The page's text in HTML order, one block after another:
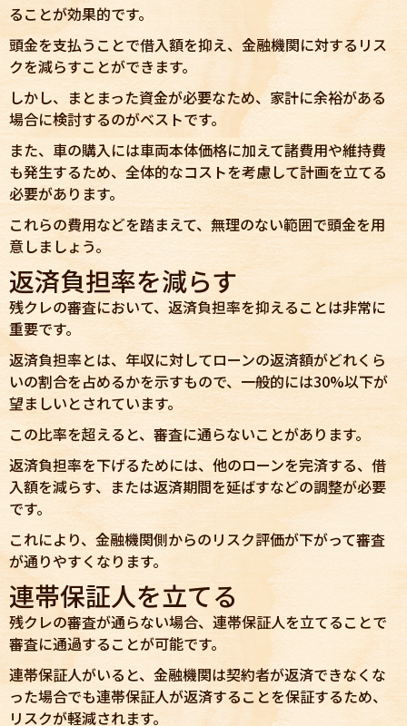
ることが効果的です。
頭金を支払うことで借入額を抑え、金融機関に対するリス
クを減らすことができます。
しかし、まとまった資金が必要なため、家計に余裕がある
場合に検討するのがベストです。
また、車の購入には車両本体価格に加えて諸費用や維持費
も発生するため、全体的なコストを考慮して計画を立てる
必要があります。
これらの費用などを踏まえて、無理のない範囲で頭金を用
意しましょう。
返済負担率を減らす
残クレの審査において、返済負担率を抑えることは非常に
重要です。
返済負担率とは、年収に対してローンの返済額がどれくら
いの割合を占めるかを示すもので、一般的には30%以下が
望ましいとされています。
この比率を超えると、審査に通らないことがあります。
返済負担率を下げるためには、他のローンを完済する、借
入額を減らす、または返済期間を延ばすなどの調整が必要
です。
これにより、金融機関側からのリスク評価が下がって審査
が通りやすくなります。
連帯保証人を立てる
残クレの審査が通らない場合、連帯保証人を立てることで
審査に通過することが可能です。
連帯保証人がいると、金融機関は契約者が返済できなくな
った場合でも連帯保証人が返済することを保証するため、
リスクが軽減されます。